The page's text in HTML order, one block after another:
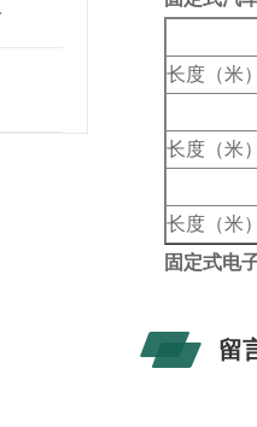
长度（米
长度（米
长度（米
固定式电
留